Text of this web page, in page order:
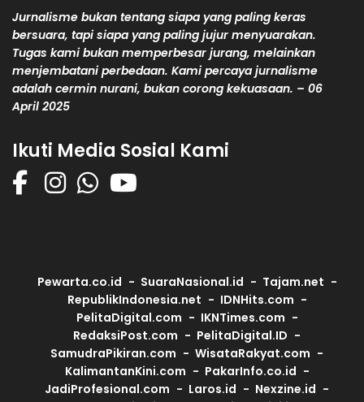
Jurnalisme bukan tentang siapa yang paling keras
bersuara, tapi siapa yang paling jujur menyuarakan.
Tugas kami bukan memperbesar jurang, melainkan
menjembatani perbedaan. Kami percaya jurnalisme
adalah cermin nurani, bukan corong kekuasaan. – 06
April 2025
Ikuti Media Sosial Kami
Pewarta.co.id SuaraNasional.id
Tajam.net
RepublikIndonesia.net
IDNHits.com
PelitaDigital.com
IKNTimes.com
RedaksiPost.com
PelitaDigital.ID
SamudraPikiran.com
WisataRakyat.com
KalimantanKini.com
PakarInfo.co.id
JadiProfesional.com
Laros.id
Nexzine.id